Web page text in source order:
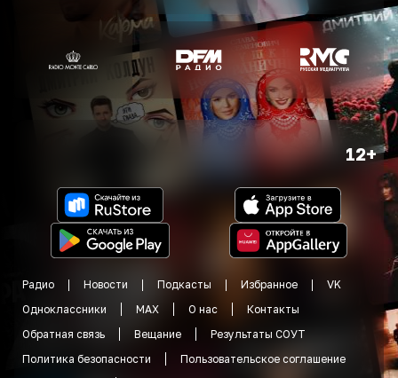
12+
Радио Новости Подкасты Избранное
VK
Одноклассники
MAX О нас
Контакты
Обратная связь
Вещание
Результаты СОУТ
Политика безопасности
Пользовательское соглашение